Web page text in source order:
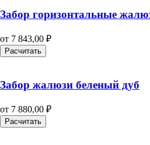
Забор горизонтальные
от 7 843,00 ₽
Расчитать
Забор жалюзи беленый дуб
от 7 880,00 ₽
Расчитать